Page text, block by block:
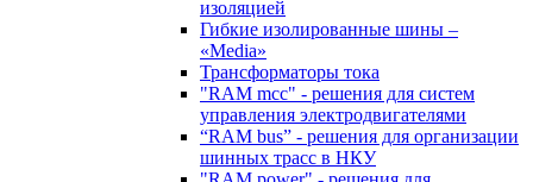
изоляцией
Гибкие изолированные шины –
«Media»
Трансформаторы тока
"RAM mcc" - решения для систем
управления электродвигателями
“RAM bus” - решения для организации
шинных трасс в НКУ